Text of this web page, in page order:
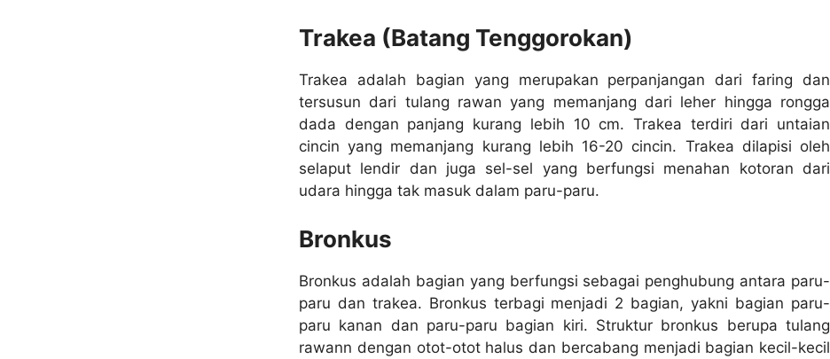
Trakea (Batang Tenggorokan)
Trakea adalah bagian yang merupakan perpanjangan dari faring dan
tersusun dari tulang rawan yang memanjang dari leher hingga rongga
dada dengan panjang kurang lebih 10 cm. Trakea terdiri dari untaian
cincin yang memanjang kurang lebih 16-20 cincin. Trakea dilapisi oleh
selaput lendir dan juga sel-sel yang berfungsi menahan kotoran dari
udara hingga tak masuk dalam paru-paru.
Bronkus
Bronkus adalah bagian yang berfungsi sebagai penghubung antara paru-
paru dan trakea. Bronkus terbagi menjadi 2 bagian, yakni bagian paru-
paru kanan dan paru-paru bagian kiri. Struktur bronkus berupa tulang
rawann dengan otot-otot halus dan bercabang menjadi bagian kecil-kecil